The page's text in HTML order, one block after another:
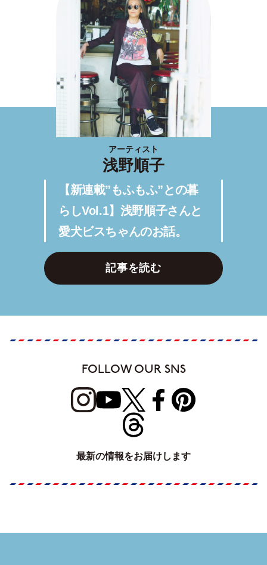
アーティスト
浅野順子
【新連載”もふもふ”との暮
らしVol.1】浅野順子さんと
愛犬ビスちゃんのお話。
記事を読む
FOLLOW OUR SNS
最新の情報をお届けします